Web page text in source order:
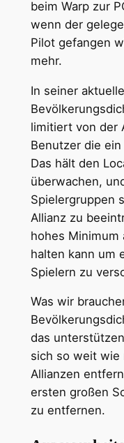
beim Warp zur
wenn der
Pilot gefangen
mehr.
In seiner
limitiert von der
Benutzer die
Das hält den
überwachen,
Spielergruppen
Allianz zu
hohes Minimum
halten kann um
Spielern zu
Was wir
das
sich so weit wie
Allianzen
ersten großen
zu entfernen.